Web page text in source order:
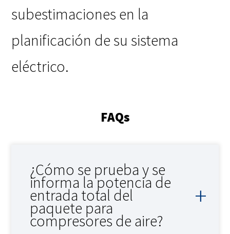
subestimaciones en la
planificación de su sistema
eléctrico.
FAQs
¿Cómo se prueba y se
informa la potencia de
entrada total del
paquete para
compresores de aire?